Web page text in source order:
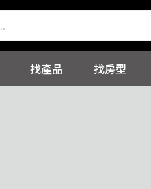
找產品 找房型